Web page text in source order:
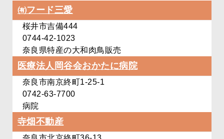
㈲フード三愛
桜井市吉備444
0744-42-1023
奈良県特産の大和肉鳥販売
医療法人岡谷会おかたに病院
奈良市南京終町1-25-1
0742-63-7700
病院
寺畑不動産